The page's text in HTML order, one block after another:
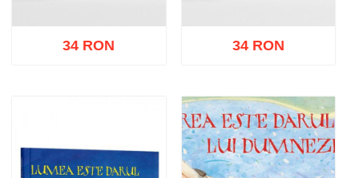
34 RON
Adaugă în coș Wishlist
34 RON